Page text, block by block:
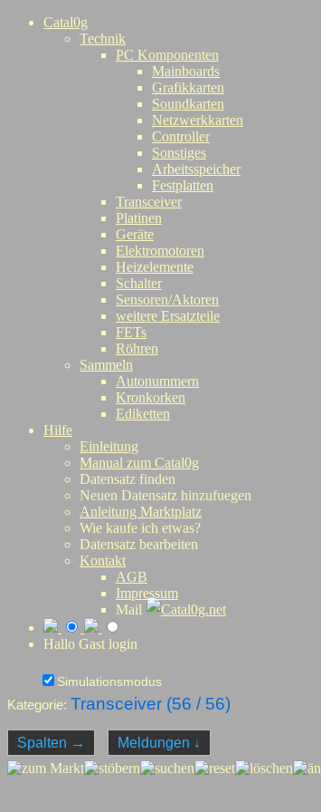
Catal0g
Technik
PC Komponenten
Mainboards
Grafikkarten
Soundkarten
Netzwerkkarten
Controller
Sonstiges
Arbeitsspeicher
Festplatten
Transceiver
Platinen
Geräte
Elektromotoren
Heizelemente
Schalter
Sensoren/Aktoren
weitere Ersatzteile
FETs
Röhren
Sammeln
Autonummern
Kronkorken
Ediketten
Hilfe
Einleitung
Manual zum Catal0g
Datensatz finden
Neuen Datensatz hinzufuegen
Anleitung Marktplatz
Wie kaufe ich etwas?
Datensatz bearbeiten
Kontakt
AGB
Impressum
Mail
Catal0g.net
Hallo Gast login
Simulationsmodus
Kategorie: Transceiver (56 / 56)
Spalten → Meldungen ↓